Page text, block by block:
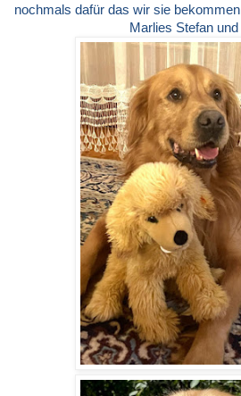
nochmals dafür das wir sie
Marlies Stefan